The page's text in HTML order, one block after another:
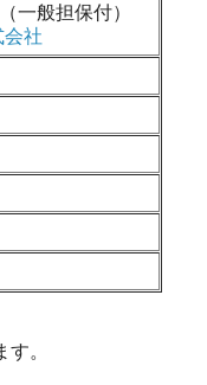
一般担保付）
会社
。